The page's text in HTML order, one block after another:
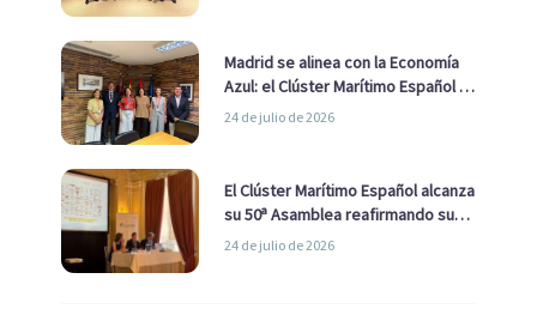
Madrid se alinea con la Economía
Azul: el Clúster Marítimo Español y
la Real Liga Naval avanzan alianzas
24 de julio de 2026
El Clúster Marítimo Español alcanza
su 50ª Asamblea reafirmando su
liderazgo en la Economía Azul
24 de julio de 2026